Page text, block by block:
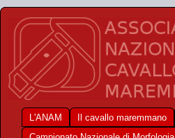
L'ANAM Il cavallo maremmano